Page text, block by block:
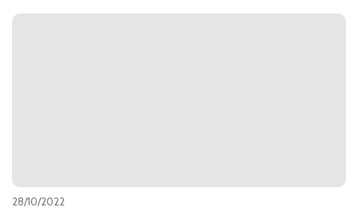
28/10/2022